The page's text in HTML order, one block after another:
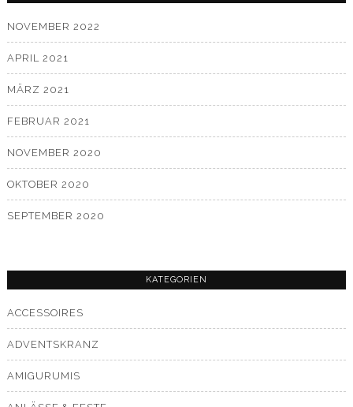
NOVEMBER 2022
APRIL 2021
MÄRZ 2021
FEBRUAR 2021
NOVEMBER 2020
OKTOBER 2020
SEPTEMBER 2020
KATEGORIEN
ACCESSOIRES
ADVENTSKRANZ
AMIGURUMIS